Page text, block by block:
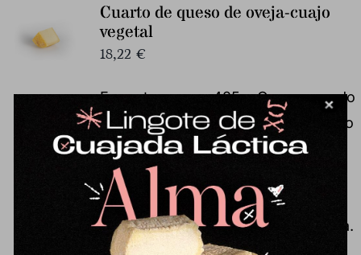
Cuarto de queso de oveja-cuajo
vegetal
18,22 €
Formato aprox.: 425 g Queso curado
de leche cruda de oveja de pastoreo
y cuajo vegetal siguiendo la receta
tradicional del Valle de los
Pedroches. Madurado durante más
de 4 meses sobre tablas de madera.
Durante su afinado se realizan